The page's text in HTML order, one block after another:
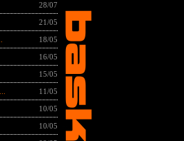
28/07
21/05
18/05
16/05
15/05
11/05
10/05
10/05